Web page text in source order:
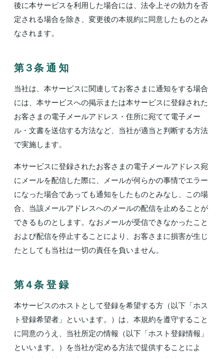
後に本サービスを利用した場合には、法令上その効力を否
定される場合を除き、変更後の本規約に同意したものとみ
なされます。
第３条 通 知
当社は、本サービスに関連してお客さまに通知をする場合
には、本サービスへの掲示または本サービスに登録された
お客さまの電子メールアドレス・住所に宛てて電子メー
ル・文書を送信する方法など、当社が適当と判断する方法
で実施します。
本サービスに登録されたお客さまの電子メールアドレス宛
にメールを配信した際に、メールが何らかの事情でエラー
になった場合であっても通知をしたものとみなし、この場
合、当該メールアドレスへのメールの配信を止めることが
できるものとします。なおメールが受信できなかったこと
および配信を停止することにより、お客さまに損害が生じ
たとしても当社は一切の責任を負いません。
第４条 登 録
本サービスのホストとして登録を希望する方（以下「ホス
ト登録希望者」といいます。）は、本規約を遵守すること
に同意のうえ、当社所定の情報（以下「ホスト登録情報」
といいます。）を当社が定める方法で提供することによ